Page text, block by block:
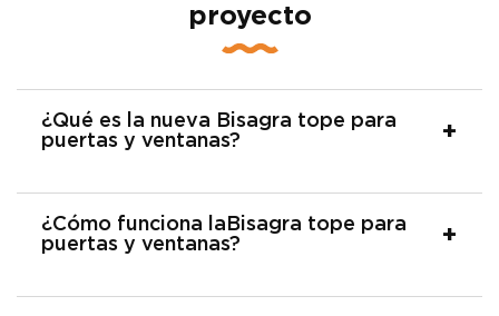
proyecto
¿Qué es la nueva Bisagra tope para
puertas y ventanas?
¿Cómo funciona laBisagra tope para
puertas y ventanas?